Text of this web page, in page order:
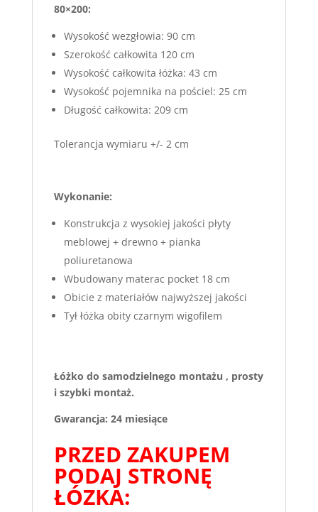
80×200:
Wysokość wezgłowia: 90 cm
Szerokość całkowita 120 cm
Wysokość całkowita łóżka: 43 cm
Wysokość pojemnika na pościel: 25 cm
Długość całkowita: 209 cm
Tolerancja wymiaru +/- 2 cm
Wykonanie:
Konstrukcja z wysokiej jakości płyty
meblowej + drewno + pianka
poliuretanowa
Wbudowany materac pocket 18 cm
Obicie z materiałów najwyższej jakości
Tył łóżka obity czarnym wigofilem
Łóżko do samodzielnego montażu , prosty
i szybki montaż.
Gwarancja: 24 miesiące
PRZED ZAKUPEM
PODAJ STRONĘ
ŁÓZKA: